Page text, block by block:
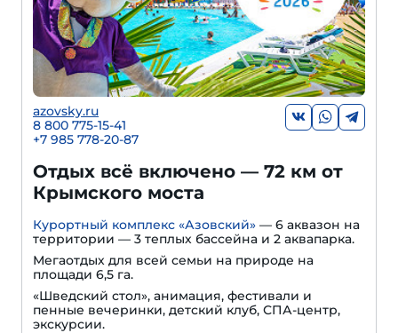
azovsky.ru
8 800 775-15-41
+7 985 778-20-87
Отдых всё включено — 72 км от
Крымского моста
Курортный комплекс «Азовский» — 6 аквазон на
территории — 3 теплых бассейна и 2 аквапарка.
Мегаотдых для всей семьи на природе на
площади 6,5 га.
«Шведский стол», анимация, фестивали и
пенные вечеринки, детский клуб, СПА-центр,
экскурсии.